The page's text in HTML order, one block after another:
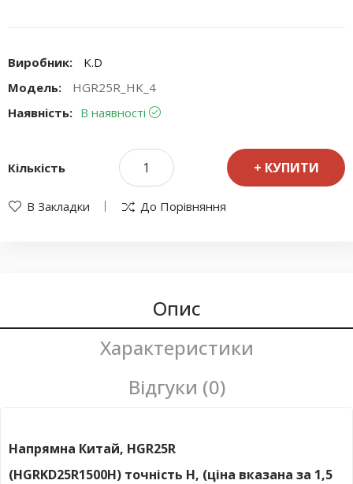
Виробник:
K.D
Модель:
HGR25R_HK_4
Наявність: В наявності
Кількість КУПИТИ
В Закладки До Порівняння
Опис
Характеристики
Відгуки (0)
Напрямна Китай, HGR25R
(HGRKD25R1500H) точність H, (ціна вказана за 1,5